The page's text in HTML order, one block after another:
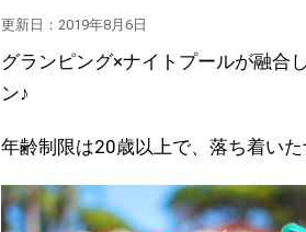
更新日： 2019年8月6日
グランピング×ナイトプールが融合
ン♪
年齢制限は20歳以上で、落ち着い